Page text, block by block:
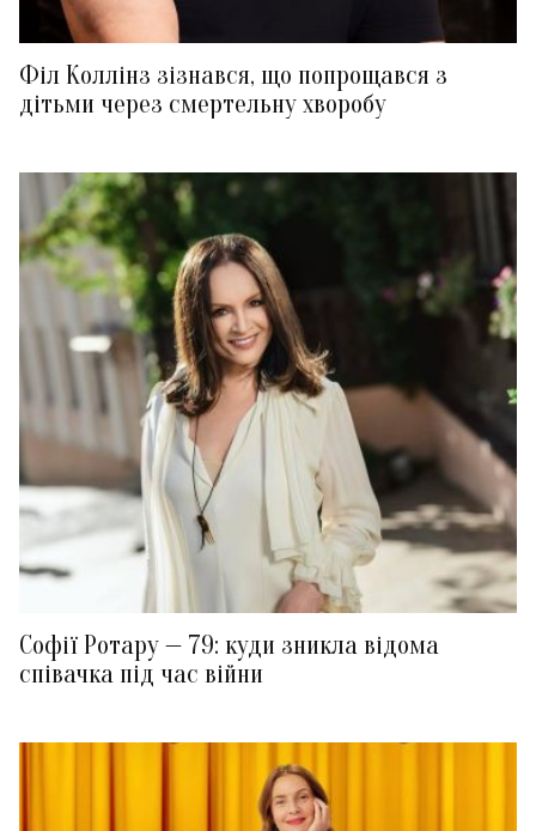
Філ Коллінз зізнався, що попрощався з
дітьми через смертельну хворобу
Софії Ротару — 79: куди зникла відома
співачка під час війни